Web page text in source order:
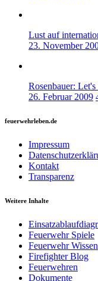
Lust auf
23. November
Rosenbauer:
26. Februar 2009
feuerwehrleben.de
Impressum
Kontakt
Transparenz
Weitere Inhalte
Feuerwehr Spiele
Feuerwehr Wissen
Firefighter Blog
Feuerwehren
Dokumente